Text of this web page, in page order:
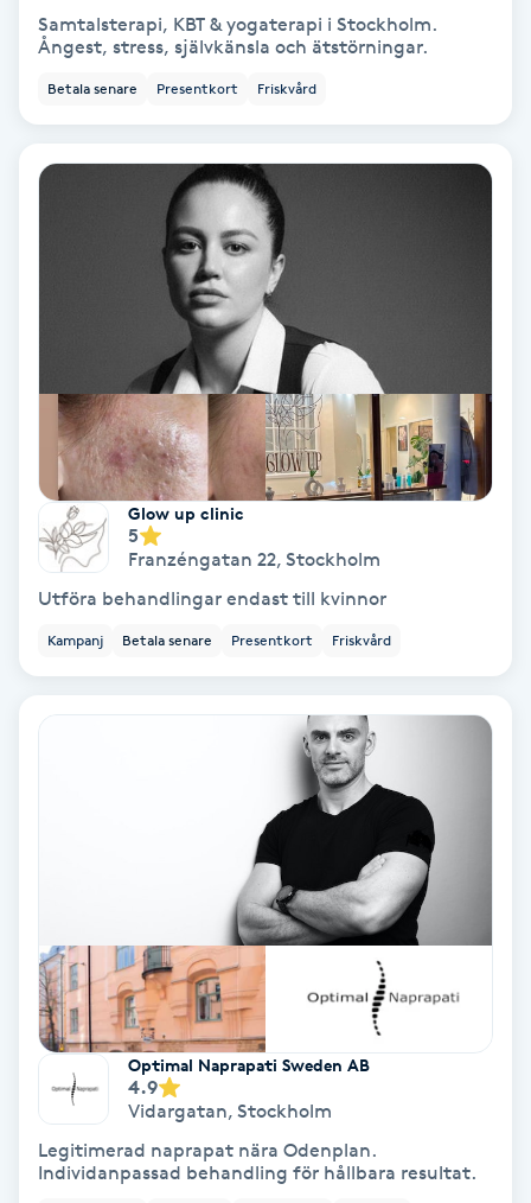
Tandläkare
Tatuering
Tatueringsborttagning
Torr hårbotten
Torrborstning
Triggerpunktsmassage
Vaxning
Vaxning brasiliansk
Veterinär
Vibrationsmassage
Samtalsterapi, KBT & yogaterapi i Stockholm.
Ångest, stress, självkänsla och ätstörningar.
Betala senare Presentkort Friskvård
Glow up clinic
5
Franzéngatan 22, Stockholm
Utföra behandlingar endast till kvinnor
Kampanj Betala senare Presentkort Friskvård
Optimal Naprapati Sweden AB
4.9
Vidargatan, Stockholm
Legitimerad naprapat nära Odenplan.
Individanpassad behandling för hållbara resultat.